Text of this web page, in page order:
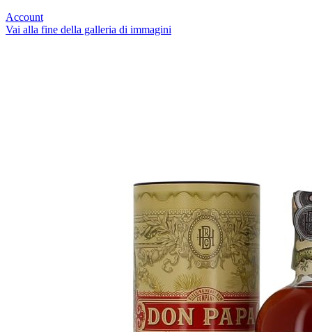
Account
Vai alla fine della galleria di immagini